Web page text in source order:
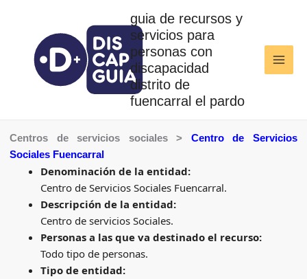
al
contenido
guia de recursos y
servicios para
personas con
discapacidad
distrito de
fuencarral el pardo
Centros de servicios sociales > Centro de Servicios
Sociales Fuencarral
Denominación de la entidad:
Centro de Servicios Sociales Fuencarral.
Descripción de la entidad:
Centro de servicios Sociales.
Personas a las que va destinado el recurso:
Todo tipo de personas.
Tipo de entidad: